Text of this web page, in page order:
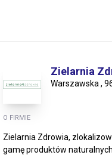
Zielarnia
Warszawska ,
O FIRMIE
Zielarnia Zdrowia,
gamę produktów